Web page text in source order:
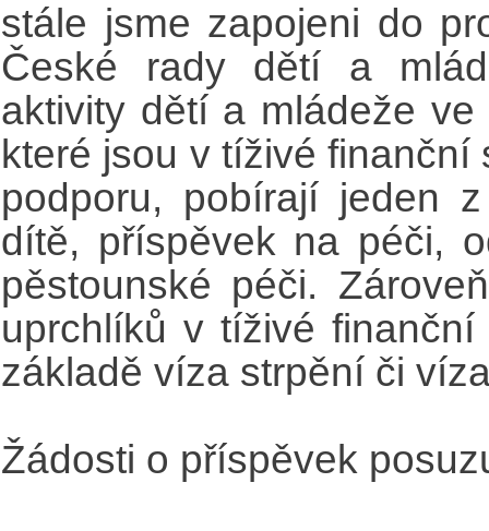
stále jsme zapojeni do
České rady dětí a
aktivity dětí a mládeže
které jsou v tíživé
podporu, pobírají jeden
dítě, příspěvek na péči,
pěstounské péči.
uprchlíků v tíživé
základě víza strpění či
Žádosti o příspěvek